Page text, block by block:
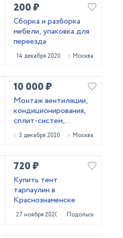
200 ₽
Сборка и разборка
мебели, упаковка для
переезда
14 декабря 2020 Москва
10 000 ₽
Монтаж вентиляции,
кондиционирования,
сплит-систем,
монтаж, пуско-
наладка,
3 декабря 2020 Москва
720 ₽
Купить тент
тарпаулин в
Краснознаменске
27 ноября 2020 Подольск